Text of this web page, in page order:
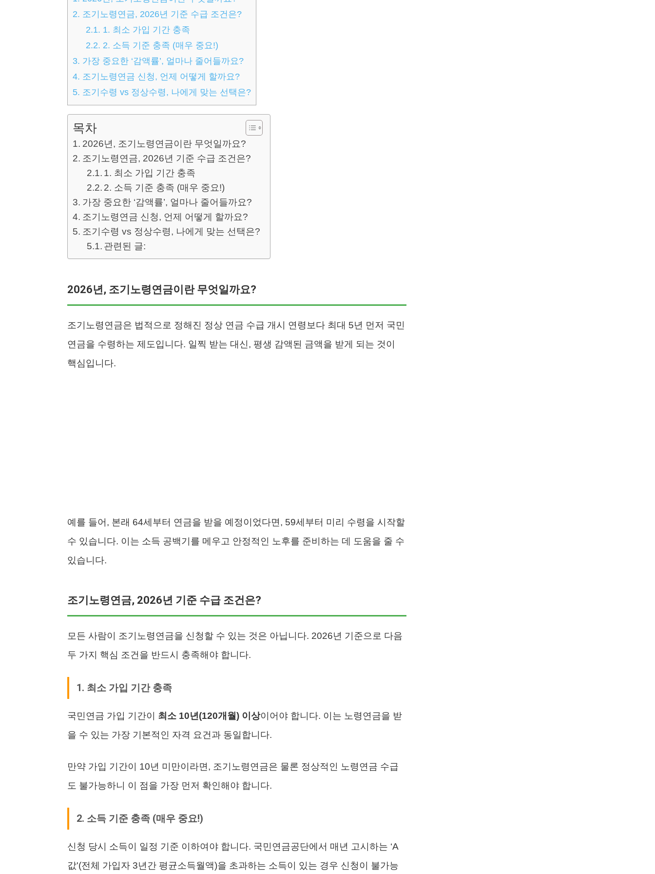
2. 조기노령연금, 2026년 기준 수급 조건은?
2.1. 1. 최소 가입 기간 충족
2.2. 2. 소득 기준 충족 (매우 중요!)
3. 가장 중요한 ‘감액률’, 얼마나 줄어들까요?
4. 조기노령연금 신청, 언제 어떻게 할까요?
5. 조기수령 vs 정상수령, 나에게 맞는 선택은?
목차
2026년, 조기노령연금이란 무엇일까요?
조기노령연금, 2026년 기준 수급 조건은?
1. 최소 가입 기간 충족
2. 소득 기준 충족 (매우 중요!)
가장 중요한 ‘감액률’, 얼마나 줄어들까요?
조기노령연금 신청, 언제 어떻게 할까요?
조기수령 vs 정상수령, 나에게 맞는 선택은?
관련된 글:
2026년, 조기노령연금이란 무엇일까요?
조기노령연금은 법적으로 정해진 정상 연금 수급 개시 연령보다 최대 5년 먼저 국민
연금을 수령하는 제도입니다. 일찍 받는 대신, 평생 감액된 금액을 받게 되는 것이
핵심입니다.
예를 들어, 본래 64세부터 연금을 받을 예정이었다면, 59세부터 미리 수령을 시작할
수 있습니다. 이는 소득 공백기를 메우고 안정적인 노후를 준비하는 데 도움을 줄 수
있습니다.
조기노령연금, 2026년 기준 수급 조건은?
모든 사람이 조기노령연금을 신청할 수 있는 것은 아닙니다. 2026년 기준으로 다음
두 가지 핵심 조건을 반드시 충족해야 합니다.
1. 최소 가입 기간 충족
국민연금 가입 기간이 최소 10년(120개월) 이상이어야 합니다. 이는 노령연금을 받
을 수 있는 가장 기본적인 자격 요건과 동일합니다.
만약 가입 기간이 10년 미만이라면, 조기노령연금은 물론 정상적인 노령연금 수급
도 불가능하니 이 점을 가장 먼저 확인해야 합니다.
2. 소득 기준 충족 (매우 중요!)
신청 당시 소득이 일정 기준 이하여야 합니다. 국민연금공단에서 매년 고시하는 ‘A
값'(전체 가입자 3년간 평균소득월액)을 초과하는 소득이 있는 경우 신청이 불가능